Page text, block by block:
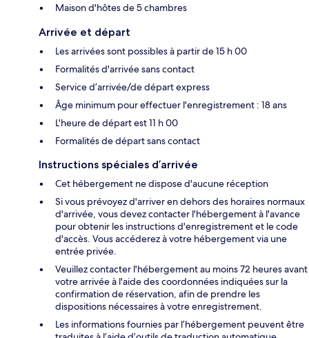
Maison d'hôtes de 5 chambres
Arrivée et départ
Les arrivées sont possibles à partir de 15 h 00
Formalités d'arrivée sans contact
Service d’arrivée/de départ express
Âge minimum pour effectuer l'enregistrement : 18 ans
L'heure de départ est 11 h 00
Formalités de départ sans contact
Instructions spéciales d’arrivée
Cet hébergement ne dispose d'aucune réception
Si vous prévoyez d'arriver en dehors des horaires normaux
d'arrivée, vous devez contacter l'hébergement à l'avance
pour obtenir les instructions d'enregistrement et le code
d'accès. Vous accéderez à votre hébergement via une
entrée privée.
Veuillez contacter l'hébergement au moins 72 heures avant
votre arrivée à l'aide des coordonnées indiquées sur la
confirmation de réservation, afin de prendre les
dispositions nécessaires à votre enregistrement.
Les informations fournies par l’hébergement peuvent être